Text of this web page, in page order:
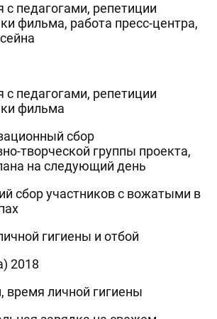
с педагогами, репетиции
фильма, работа пресс-центра,
с педагогами, репетиции
фильма
сбор
творческой группы проекта,
на следующий день
сбор участников с вожатыми в
гигиены и отбой
2018
время личной гигиены